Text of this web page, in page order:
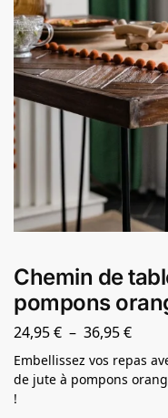
Chemin de
pompons
24,95€ – 36,95€
Embellissez vos repas
de jute à pompons
!